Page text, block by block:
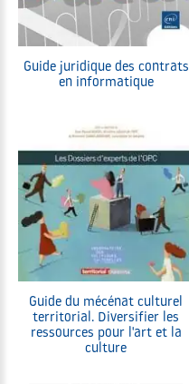
Guide juridique des contrats
en informatique
Guide du mécénat culturel
territorial. Diversifier les
ressources pour l'art et la
culture